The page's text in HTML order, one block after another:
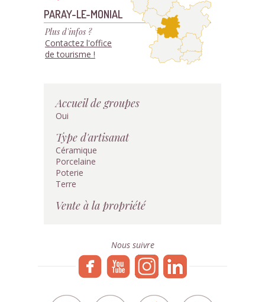
PARAY-LE-MONIAL
Plus d'infos ?
Contactez l'office
de tourisme !
Accueil de groupes
Oui
Type d'artisanat
Céramique
Porcelaine
Poterie
Terre
Vente à la propriété
Nous suivre